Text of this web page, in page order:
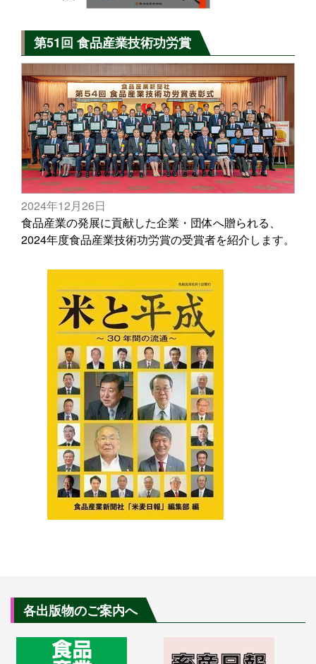
第51回 食品産業技術功労賞
2024年12月26日
食品産業の発展に貢献した企業・団体へ贈られる、
2024年度食品産業技術功労賞の受賞者を紹介します。
各出版物のご案内へ